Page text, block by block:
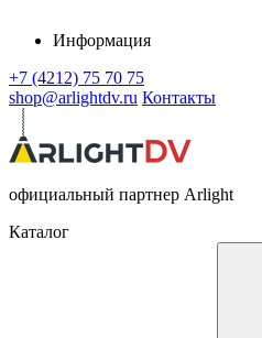
Информация
+7 (4212) 75 70 75
shop@arlightdv.ru Контакты
официальный партнер Arlight
Каталог